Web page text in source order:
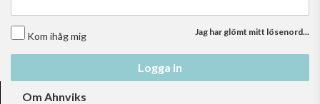
Kom ihåg mig Jag har glömt mitt lösenord...
Logga in
Om Ahnviks